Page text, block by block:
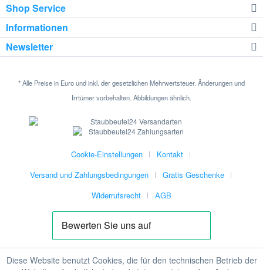
Shop Service
Informationen
Newsletter
* Alle Preise in Euro und inkl. der gesetzlichen Mehrwertsteuer. Änderungen und
Irrtümer vorbehalten. Abbildungen ähnlich.
Cookie-Einstellungen
Kontakt
Versand und Zahlungsbedingungen
Gratis Geschenke
Widerrufsrecht
AGB
Diese Website benutzt Cookies, die für den technischen Betrieb der